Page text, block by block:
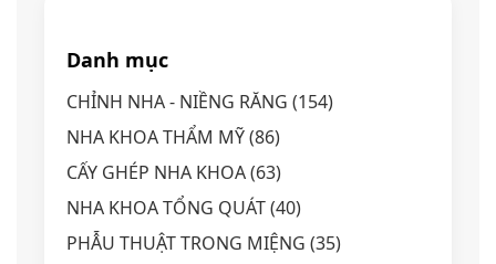
Danh mục
CHỈNH NHA - NIỀNG RĂNG (154)
NHA KHOA THẨM MỸ(86)
CẤY GHÉP NHA KHOA(63)
NHA KHOA TỔNG QUÁT(40)
PHẪU THUẬT TRONG MIỆNG (35)